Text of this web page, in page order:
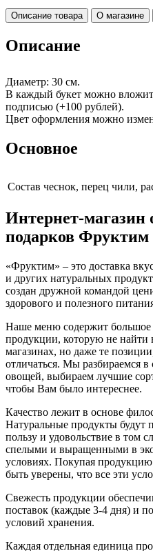
Описание товара О магазине
Описание
Диаметр: 30 см.
В каждый букет можно
подписью (+100 рублей).
Цвет оформления можно
Основное
Cостав чеснок, перец чили,
Интернет-магазин
подарков Фруктим
«Фруктим» – это доставка
и других натуральных
создан дружной командой
здорового и полезного
Наше меню содержит большое
продукции, которую не найти
магазинах, но даже те
отличаться. Мы разбираемся в
овощей, выбираем лучшие
чтобы Вам было интереснее.
Качество лежит в основе
Натуральные продукты будут
пользу и удовольствие в том
cпелыми и выращенными в
условиях. Покупая
быть уверены, что все эти
Свежесть продукции
поставок (каждые 3-4 дня) и
условий хранения.
Каждая отдельная единица